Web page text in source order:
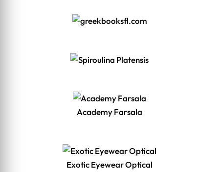
Academy Farsala
Exotic Eyewear Optical